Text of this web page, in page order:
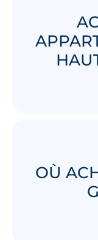
OÙ